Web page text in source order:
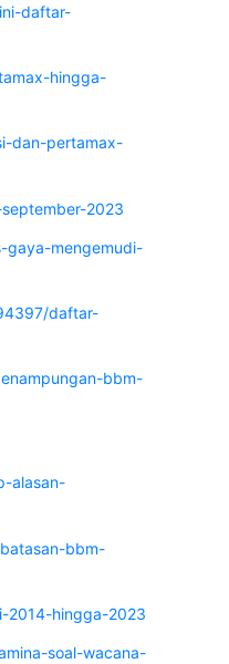
daftar-
hingga-
dan-pertamax-
2023
gaya-mengemudi-
daftar-
bbm-
alasan-
bbm-
2014-hingga-2023
soal-wacana-